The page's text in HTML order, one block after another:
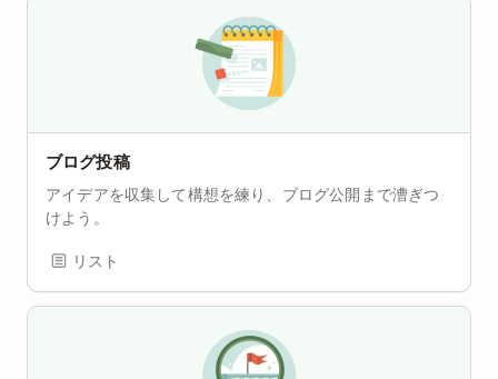
ブログ投稿
アイデアを収集して構想を練り、ブログ公開まで漕ぎつ
けよう。
リスト